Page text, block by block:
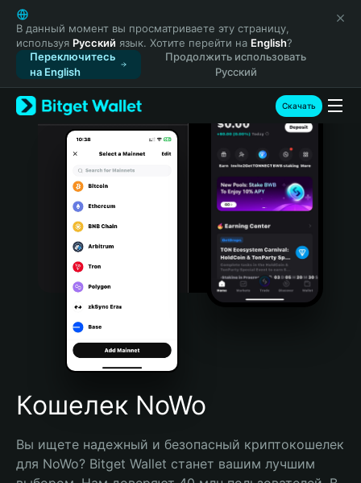
English
日本語
Tiếng Việt
Русский
Español (Latinoamérica)
Türkçe
Italiano
Português (Portugal)
Bahasa Indonesia
Português (Brasil)
Español (Argentina)
В данный момент вы просматриваете эту страницу,
используя Русский язык. Хотите перейти на English?
Переключитесь
на English
Продолжить использовать
Русский
Скачать
Кошелек NoWo
Вы ищете надежный и безопасный криптокошелек
для NoWo? Bitget Wallet станет вашим лучшим